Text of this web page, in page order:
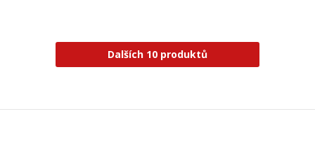
Dalších 10 produktů